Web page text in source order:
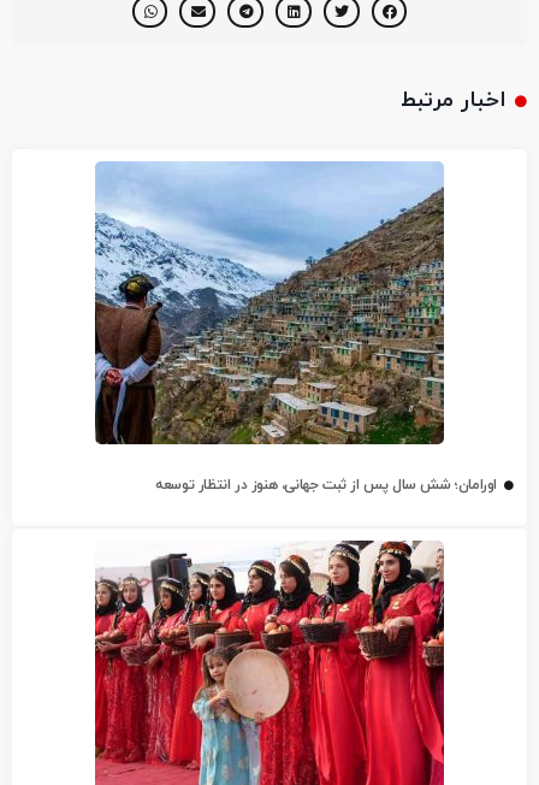
اخبار مرتبط
اورامان؛ شش سال پس از ثبت جهانی، هنوز در انتظار توسعه